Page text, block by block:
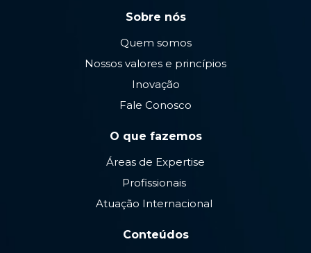
Sobre nós
Quem somos
Nossos valores e princípios
Inovação
Fale Conosco
O que fazemos
Áreas de Expertise
Profissionais
Atuação Internacional
Conteúdos